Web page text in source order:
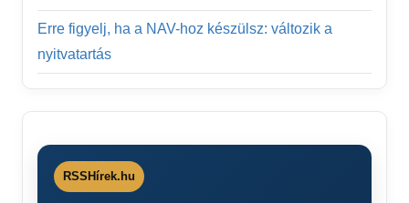
Erre figyelj, ha a NAV-hoz készülsz: változik a
nyitvatartás
RSSHírek.hu